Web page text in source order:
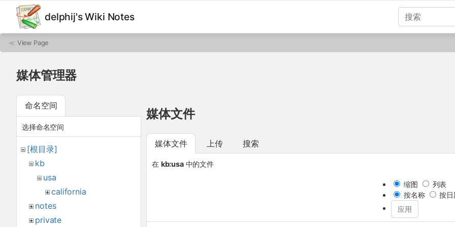
delphij's Wiki Notes
≪ View Page
媒体管理器
命名空间
选择命名空间
[根目录]
kb
usa
california
notes
private
媒体文件
媒体文件 上传 搜索
在 kb:usa中的文件
缩图
列表
按名称
按日
应用